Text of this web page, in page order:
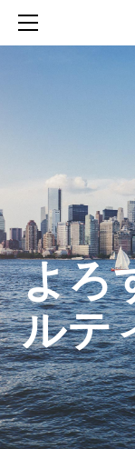
よろ
ルテ
生成
生成AIとの「